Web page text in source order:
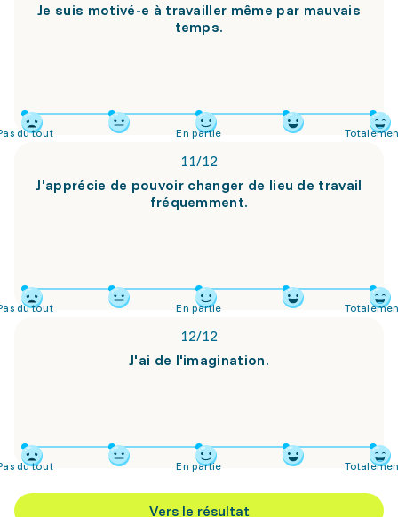
Je suis motivé-e à travailler même par mauvais
temps.
du tout En partie
11/12
J'apprécie de pouvoir changer de lieu de travail
fréquemment.
du tout En partie
12/12
J'ai de l'imagination.
du tout En partie
Vers le résultat